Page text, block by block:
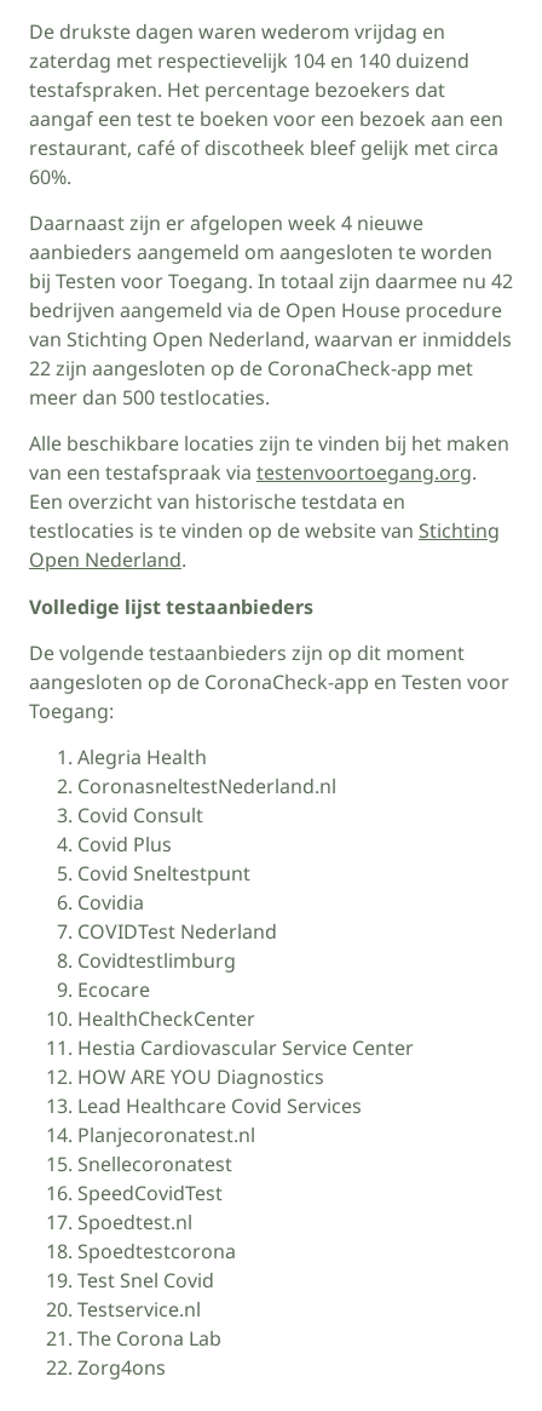
De drukste dagen waren wederom vrijdag en
zaterdag met respectievelijk 104 en 140 duizend
testafspraken. Het percentage bezoekers dat
aangaf een test te boeken voor een bezoek aan een
restaurant, café of discotheek bleef gelijk met circa
60%.
Daarnaast zijn er afgelopen week 4 nieuwe
aanbieders aangemeld om aangesloten te worden
bij Testen voor Toegang. In totaal zijn daarmee nu 42
bedrijven aangemeld via de Open House procedure
van Stichting Open Nederland, waarvan er inmiddels
22 zijn aangesloten op de CoronaCheck-app met
meer dan 500 testlocaties.
Alle beschikbare locaties zijn te vinden bij het maken
van een testafspraak via testenvoortoegang.org.
Een overzicht van historische testdata en
testlocaties is te vinden op de website van Stichting
Open Nederland.
Volledige lijst testaanbieders
De volgende testaanbieders zijn op dit moment
aangesloten op de CoronaCheck-app en Testen voor
Toegang:
Alegria Health
CoronasneltestNederland.nl
Covid Consult
Covid Plus
Covid Sneltestpunt
Covidia
COVIDTest Nederland
Covidtestlimburg
Ecocare
HealthCheckCenter
Hestia Cardiovascular Service Center
HOW ARE YOU Diagnostics
Lead Healthcare Covid Services
Planjecoronatest.nl
Snellecoronatest
SpeedCovidTest
Spoedtest.nl
Spoedtestcorona
Test Snel Covid
Testservice.nl
The Corona Lab
Zorg4ons